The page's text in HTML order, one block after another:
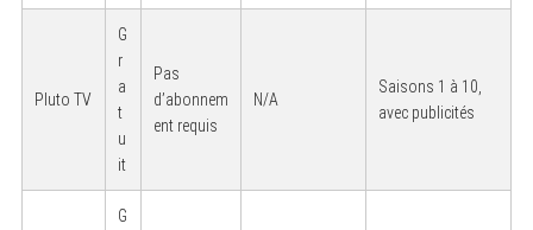
Pluto TV
G
r
a
t
u
it
Pas
d’abonnem
ent requis
N/A
Saisons 1 à 10,
avec publicités
G